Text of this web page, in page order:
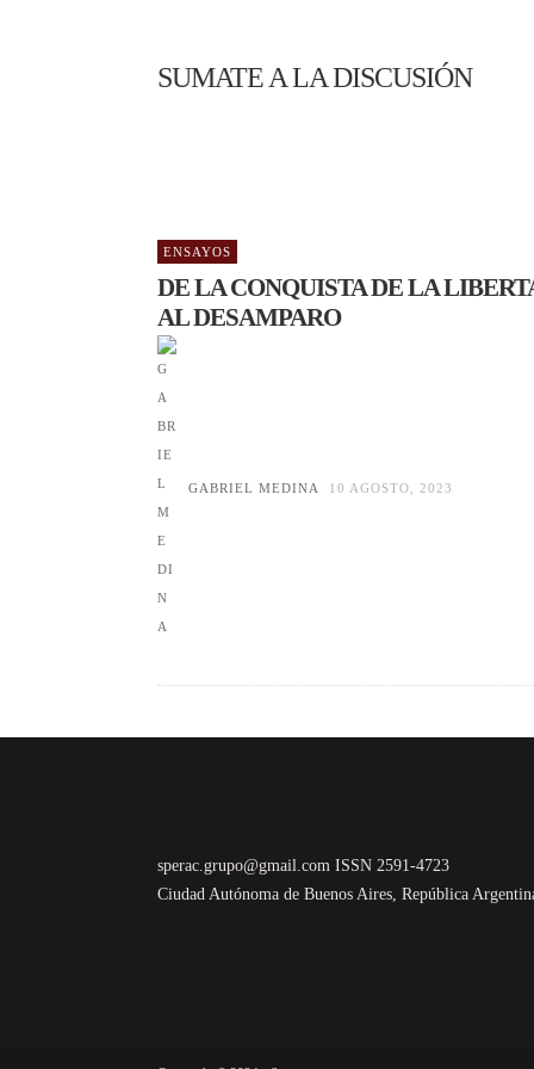
SUMATE A LA DISCUSIÓN
ENSAYOS
DE LA CONQUISTA DE LA
AL DESAMPARO
GABRIEL MEDINA 10 AGOSTO, 2023
sperac.grupo@gmail.com ISSN 2591-4723
Ciudad Autónoma de Buenos Aires, República